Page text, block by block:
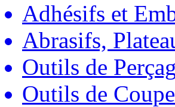
Adhésifs et
Abrasifs,
Outils de
Outils de